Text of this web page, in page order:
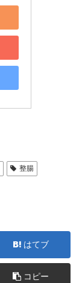
整腸
はてブ
コピー